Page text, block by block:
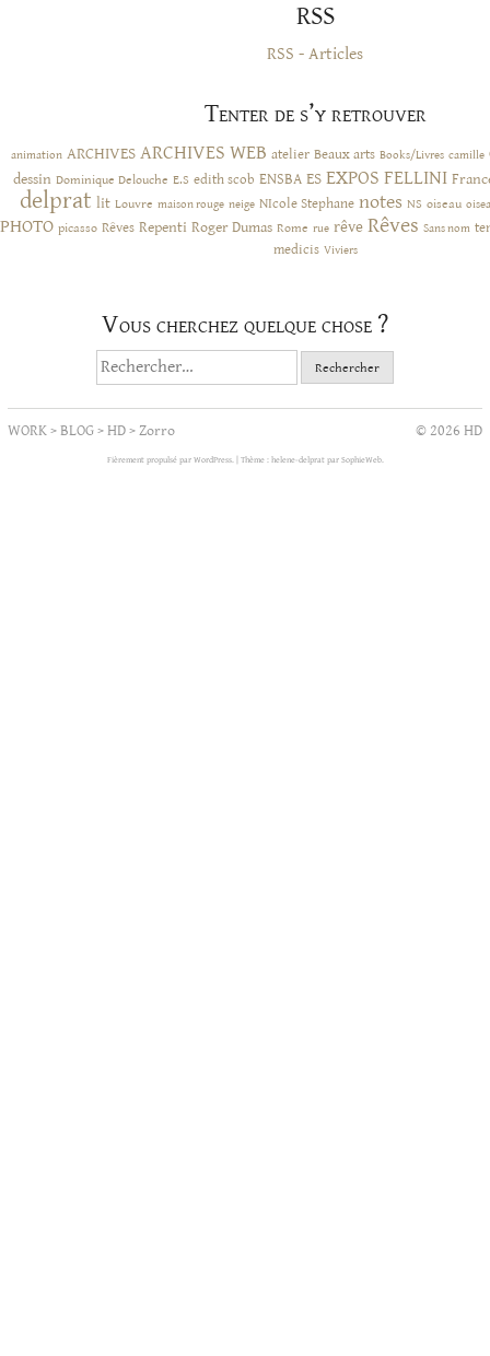
RSS
RSS - Articles
Tenter de s’y retrouver
animation ARCHIVES ARCHIVES WEB atelier Beaux arts Books/Livres camille
dessin Dominique Delouche E.S edith scob ENSBA ES EXPOS FELLINI
delprat lit Louvre maison rouge neige NIcole Stephane notes NS oiseau
PHOTO picasso Rêves Repenti Roger Dumas Rome rue rêve Rêves Sans nom
medicis Viviers
Vous cherchez quelque chose ?
Rechercher :
WORK>BLOG>HD>Zorro © 2026 HD
Fièrement propulsé par WordPress. Thème : helene-delprat par SophieWeb.